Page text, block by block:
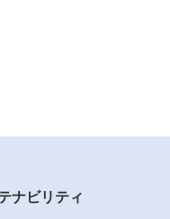
ナビリティ